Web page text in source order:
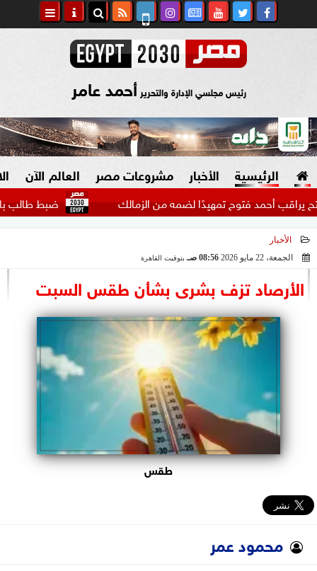
رئيس مجلسي الإدارة والتحرير أحمد عامر
الرئيسية الأخبار
السياسة
الرئاسة
البرلمان
الوزارات
الأحزاب
مشروعات مصر
صنع في مصر
العالم الآن
ضبط طالب فتوح تمهيدًا لضمه من الزمالك
الأخبار
الجمعة، 22 مايو 2026
08:56 صـ بتوقيت القاهرة
الأرصاد تزف بشرى بشأن طقس السبت
طقس
محمود عمر